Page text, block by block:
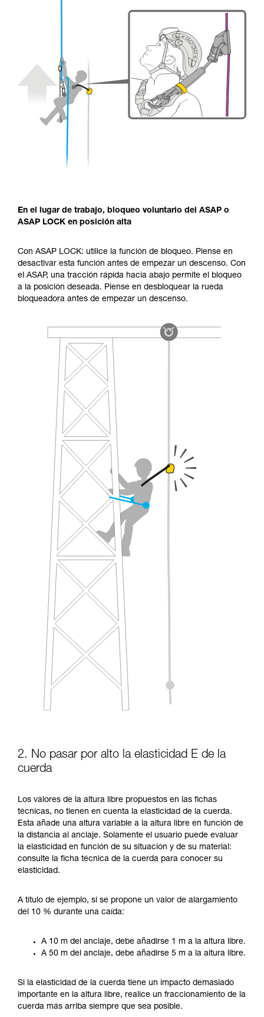
En el lugar de trabajo, bloqueo voluntario del ASAP o
ASAP LOCK en posición alta
Con ASAP LOCK: utilice la función de bloqueo. Piense en
desactivar esta función antes de empezar un descenso. Con
el ASAP, una tracción rápida hacia abajo permite el bloqueo
a la posición deseada. Piense en desbloquear la rueda
bloqueadora antes de empezar un descenso.
2. No pasar por alto la elasticidad E de la
cuerda
Los valores de la altura libre propuestos en las fichas
técnicas, no tienen en cuenta la elasticidad de la cuerda.
Esta añade una altura variable a la altura libre en función de
la distancia al anclaje. Solamente el usuario puede evaluar
la elasticidad en función de su situación y de su material:
consulte la ficha técnica de la cuerda para conocer su
elasticidad.
A título de ejemplo, si se propone un valor de alargamiento
del 10 % durante una caída:
A 10 m del anclaje, debe añadirse 1 m a la altura libre.
A 50 m del anclaje, debe añadirse 5 m a la altura libre.
Si la elasticidad de la cuerda tiene un impacto demasiado
importante en la altura libre, realice un fraccionamiento de la
cuerda más arriba siempre que sea posible.